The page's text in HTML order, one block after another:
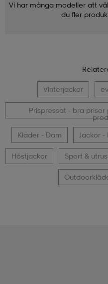
Vi har många modeller att
du fler
Vinterjackor
Prispressat - bra
Kläder - Dam Jackor -
Höstjackor Sport &